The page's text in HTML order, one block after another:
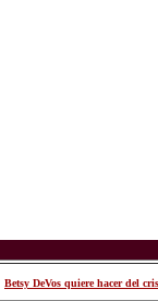
Betsy DeVos quiere hacer del